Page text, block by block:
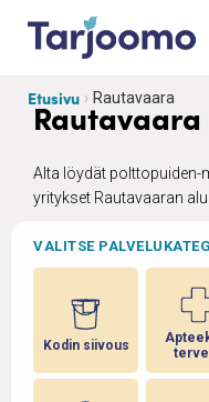
Siirry sisältöön
Etusivu Rautavaara
Rautavaara
Alta löydät polttopuiden-
yritykset Rautavaaran
VALITSE
Kodin siivous